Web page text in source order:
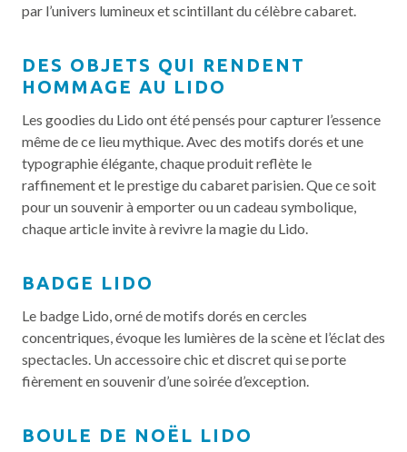
par l’univers lumineux et scintillant du célèbre cabaret.
DES OBJETS QUI RENDENT
HOMMAGE AU LIDO
Les goodies du Lido ont été pensés pour capturer l’essence
même de ce lieu mythique. Avec des motifs dorés et une
typographie élégante, chaque produit reflète le
raffinement et le prestige du cabaret parisien. Que ce soit
pour un souvenir à emporter ou un cadeau symbolique,
chaque article invite à revivre la magie du Lido.
BADGE LIDO
Le badge Lido, orné de motifs dorés en cercles
concentriques, évoque les lumières de la scène et l’éclat des
spectacles. Un accessoire chic et discret qui se porte
fièrement en souvenir d’une soirée d’exception.
BOULE DE NOËL LIDO